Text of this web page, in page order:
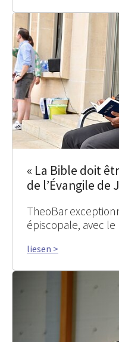
« La Bible doit
de l’Évangile de
TheoBar
épiscopale, avec
liesen >